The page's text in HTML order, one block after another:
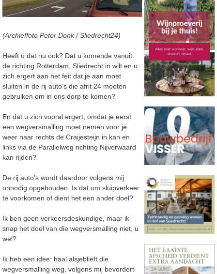
(Archieffoto Peter Donk / Sliedrecht24)
Heeft u dat nu ook? Dat u komende vanuit
de richting Rotterdam, Sliedrecht in wilt en u
zich ergert aan het feit dat je aan moet
sluiten in de rij auto’s die afrit 24 moeten
gebruiken om in ons dorp te komen?
En dat u zich vooral ergert, omdat je eerst
een wegversmalling moet nemen voor je
weer naar rechts de Craijesteijn in kan en
links via de Parallelweg richting Nijverwaard
kan rijden?
De rij auto’s wordt daardoor volgens mij
onnodig opgehouden. Is dat om sluipverkeer
te voorkomen of dient het een ander doel?
Ik ben geen verkeersdeskundige, maar ik
snap het doel van die wegversmalling niet, u
wel?
Ik heb een idee: haal alsjeblieft die
wegversmalling weg, volgens mij bevordert